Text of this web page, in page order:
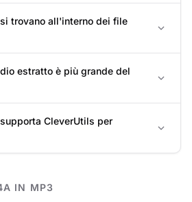
trovano all'interno dei file
estratto è più grande del
CleverUtils per
IN MP3